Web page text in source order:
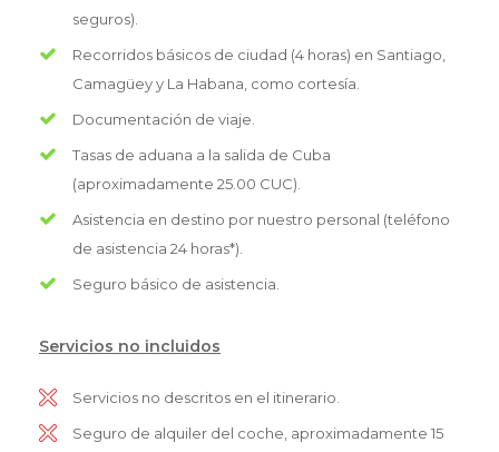
seguros).
Recorridos básicos de ciudad (4 horas) en Santiago,
Camagüey y La Habana, como cortesía.
Documentación de viaje.
Tasas de aduana a la salida de Cuba
(aproximadamente 25.00 CUC).
Asistencia en destino por nuestro personal (teléfono
de asistencia 24 horas*).
Seguro básico de asistencia.
Servicios no incluidos
Servicios no descritos en el itinerario.
Seguro de alquiler del coche, aproximadamente 15